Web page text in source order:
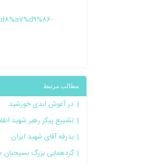
مطالب مرتبط
در آغوش ابدی خورشید
تشییع پیکر رهبر شهید
بدرقه آقای شهید ایران
گردهمایی بزرگ